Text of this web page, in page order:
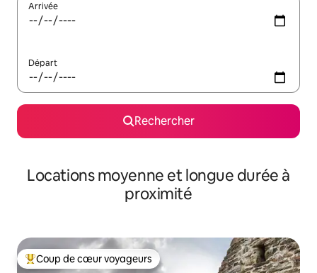
Arrivée
Départ
Rechercher
Locations moyenne et longue durée à
proximité
Coups de cœur voyageurs les plus appréciés
Coup de cœur voyageurs